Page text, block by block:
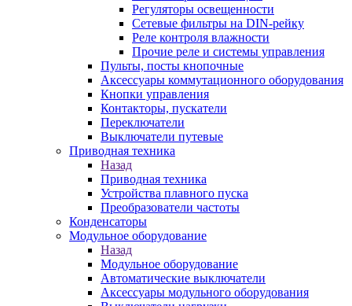
Регуляторы освещенности
Сетевые фильтры на DIN-рейку
Реле контроля влажности
Прочие реле и системы управления
Пульты, посты кнопочные
Аксессуары коммутационного оборудования
Кнопки управления
Контакторы, пускатели
Переключатели
Выключатели путевые
Приводная техника
Назад
Приводная техника
Устройства плавного пуска
Преобразователи частоты
Конденсаторы
Модульное оборудование
Назад
Модульное оборудование
Автоматические выключатели
Аксессуары модульного оборудования